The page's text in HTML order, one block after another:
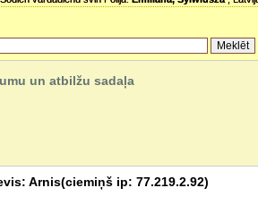
un atbilžu sadaļa
Arnis(ciemiņš ip: 77.219.2.92)